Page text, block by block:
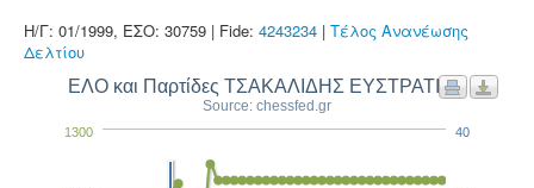
Η/Γ: 01/1999, ΕΣΟ: 30759 | Fide: 4243234 | Τέλος Ανανέωσης
Δελτίου
ΕΛΟ και Παρτίδες ΤΣΑΚΑΛΙΔΗΣ ΕΥΣΤΡΑΤΙΟΣ
Source: chessfed.gr
1300 40